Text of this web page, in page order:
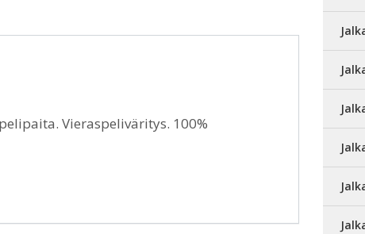
Vieraspeliväritys. 100%